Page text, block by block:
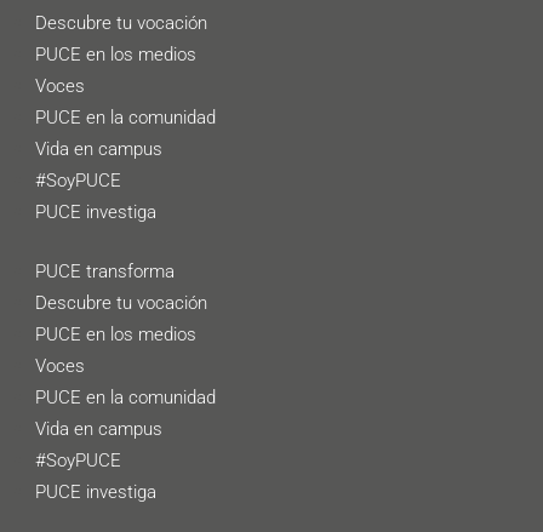
Descubre tu vocación
PUCE en los medios
Voces
PUCE en la comunidad
Vida en campus
#SoyPUCE
PUCE investiga
PUCE transforma
Descubre tu vocación
PUCE en los medios
Voces
PUCE en la comunidad
Vida en campus
#SoyPUCE
PUCE investiga